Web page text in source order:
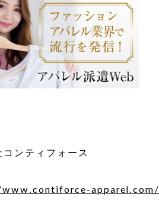
コンティフォース
apparel.com/